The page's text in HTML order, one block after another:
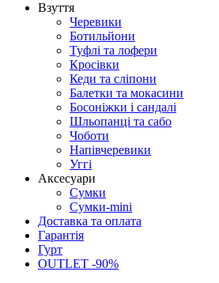
Взуття
Черевики
Ботильйони
Туфлі та лофери
Кросівки
Кеди та сліпони
Балетки та мокасини
Босоніжки і сандалі
Шльопанці та сабо
Чоботи
Напівчеревики
Уггі
Аксесуари
Сумки
Сумки-mini
Доставка та оплата
Гарантія
Гурт
OUTLET -90%